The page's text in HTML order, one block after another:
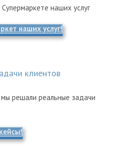
наших услуг
наших услуг!
клиентов
решали реальные задачи